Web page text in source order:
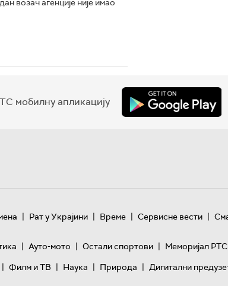
возач агенције није имао
мобилну апликацију
| Рат у Украјини | Време | Сервисне вести |
| Ауто-мото | Остали спортови | Меморијал РТС
| Филм и ТВ | Наука | Природа | Дигитални